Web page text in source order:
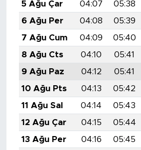
5 Ağu Çar
04:07 05:38
6 Ağu Per
04:08 05:39
7 Ağu Cum
04:09 05:40
8 Ağu Cts
04:10 05:41
9 Ağu Paz
04:12 05:41
10 Ağu Pts
04:13 05:42
11 Ağu Sal
04:14 05:43
12 Ağu Çar
04:15 05:44
13 Ağu Per
04:16 05:45